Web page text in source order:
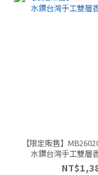
【限定販售】
水鑽台灣手工雙層